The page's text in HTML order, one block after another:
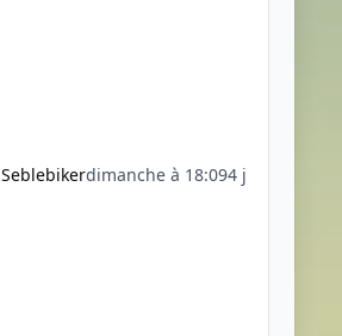
Seblebikerdimanche à 18:094 j